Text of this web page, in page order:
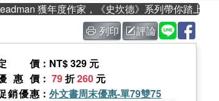
獲年度作家，《史坎德》系列帶你踏上熱血奇
列印 評論
價 ：NT$ 329 元
惠價 ： 79折260 元
銷優惠 ： 外文書周末優惠-單79雙75